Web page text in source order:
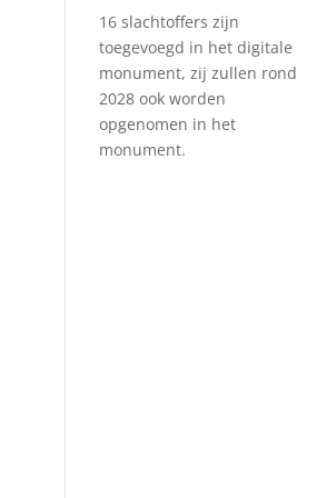
16 slachtoffers zijn
toegevoegd in het digitale
monument, zij zullen rond
2028 ook worden
opgenomen in het
monument.